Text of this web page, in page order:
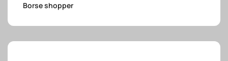
Borse shopper